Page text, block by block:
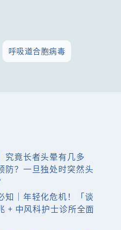
呼吸道合胞病毒
究竟长者头晕有几多
防？一旦独处时突然头
知｜年轻化危机！「谈
+ 中风科护士诊所全面